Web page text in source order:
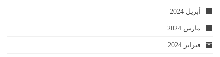
أبريل 2024
مارس 2024
فبراير 2024